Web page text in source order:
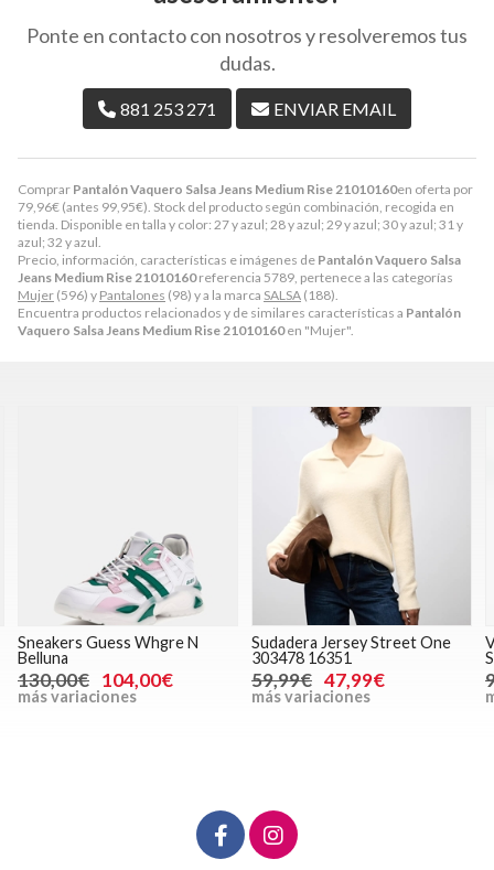
Comprar Pantalón Vaquero Salsa Jeans Medium Rise 21010160en oferta por
79,96€ (antes 99,95€). Stock del producto según combinación, recogida en
tienda. Disponible en talla y color: 27 y azul; 28 y azul; 29 y azul; 30 y azul; 31 y
azul; 32 y azul.
Precio, información, características e imágenes de Pantalón Vaquero Salsa
Jeans Medium Rise 21010160referencia 5789, pertenece a las categorías
Mujer (596) y Pantalones (98) y a la marca SALSA (188).
Encuentra productos relacionados y de similares características a Pantalón
Vaquero Salsa Jeans Medium Rise 21010160en "Mujer".
Ponte en contacto con nosotros y resolveremos tus
dudas.
881 253 271 ENVIAR EMAIL
Sneakers Guess Whgre N
Belluna
130,00€ 104,00€
más variaciones
Sudadera Jersey Street One
303478 16351
59,99€ 47,99€
más variaciones